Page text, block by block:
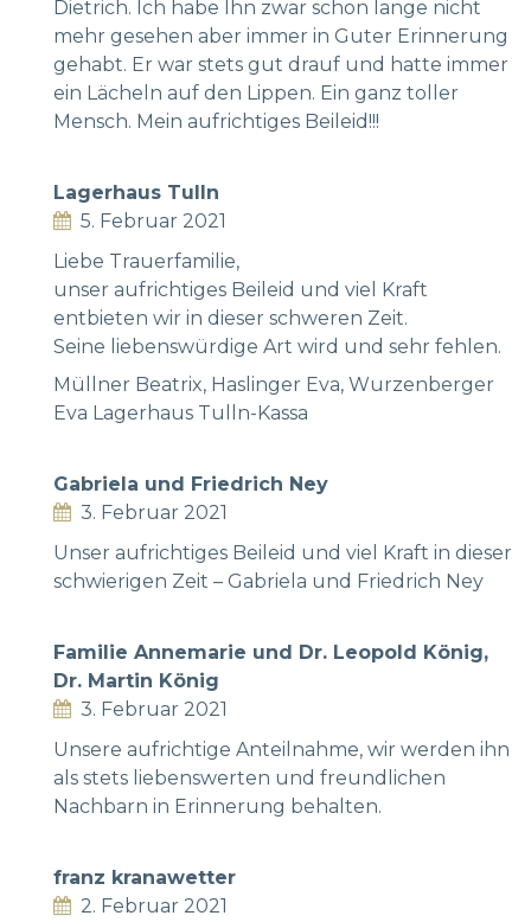
Dietrich. Ich habe Ihn zwar schon lange nicht
mehr gesehen aber immer in Guter Erinnerung
gehabt. Er war stets gut drauf und hatte immer
ein Lächeln auf den Lippen. Ein ganz toller
Mensch. Mein aufrichtiges Beileid!!!
Lagerhaus Tulln
5. Februar 2021
Liebe Trauerfamilie,
unser aufrichtiges Beileid und viel Kraft
entbieten wir in dieser schweren Zeit.
Seine liebenswürdige Art wird und sehr fehlen.
Müllner Beatrix, Haslinger Eva, Wurzenberger
Eva Lagerhaus Tulln-Kassa
Gabriela und Friedrich Ney
3. Februar 2021
Unser aufrichtiges Beileid und viel Kraft in dieser
schwierigen Zeit – Gabriela und Friedrich Ney
Familie Annemarie und Dr. Leopold König,
Dr. Martin König
3. Februar 2021
Unsere aufrichtige Anteilnahme, wir werden ihn
als stets liebenswerten und freundlichen
Nachbarn in Erinnerung behalten.
franz kranawetter
2. Februar 2021